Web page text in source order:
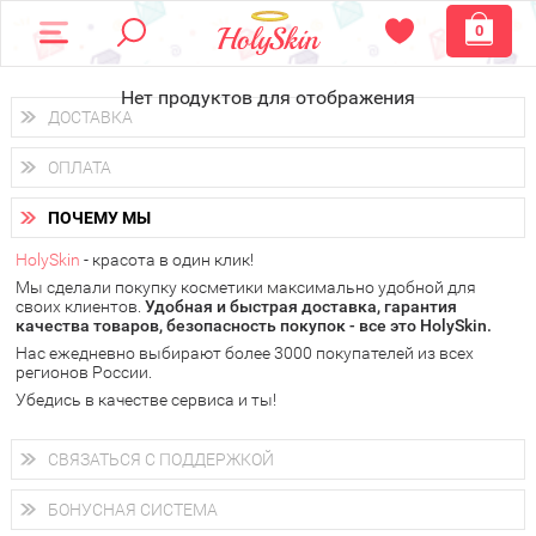
0
Нет продуктов для отображения
ДОСТАВКА
Доставка осуществляетсяпо всем городам России.
Вы можете выбрать доставку курьером, Почтой России или
получить заказ в пунктах выдачи PickPoint или пункте
самовывоза.
В 20 городах России доставка осуществляется ужена
следующий день.
у Вас всегда есть возможность получитьбесплатную
доставку от HolySkin.
подробнее об условиях доставки и оплаты в Вашем городе
ОПЛАТА
Вы можете оплатить свой заказ любым удобным способом:
наличными деньгами (
через интернет-банк (Альфа-банк, Сбербанк) и другими
электронными способами.
ПОЧЕМУ МЫ
HolySkin - красота в один клик!
Мы сделали покупку косметики максимально удобной для
своих клиентов. Удобная и быстрая доставка, гарантия
качества товаров, безопасность покупок - все это HolySkin.
Нас ежедневно выбирают более 3000 покупателей из всех
регионов России.
Убедись в качестве сервиса и ты!
СВЯЗАТЬСЯ С ПОДДЕРЖКОЙ
+7 (800) 707-24-55
Мы будем рады ответить на все Ваши вопросы по работе
магазина, проконсультировать по товарам, рассказать о
БОНУСНАЯ СИСТЕМА